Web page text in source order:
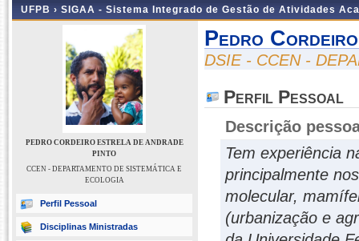
UFPB › SIGAA - Sistema Integrado de Gestão de Atividades
PEDRO CORDEIRO ESTRELA DE ANDRADE
PINTO
CCEN - DEPARTAMENTO DE SISTEMÁTICA E
ECOLOGIA
Perfil Pessoal
Disciplinas Ministradas
Pedro
DSIE - CCEN -
Perfil Pessoal
Descrição
Tem experiência
principalmente
molecular,
(urbanização e